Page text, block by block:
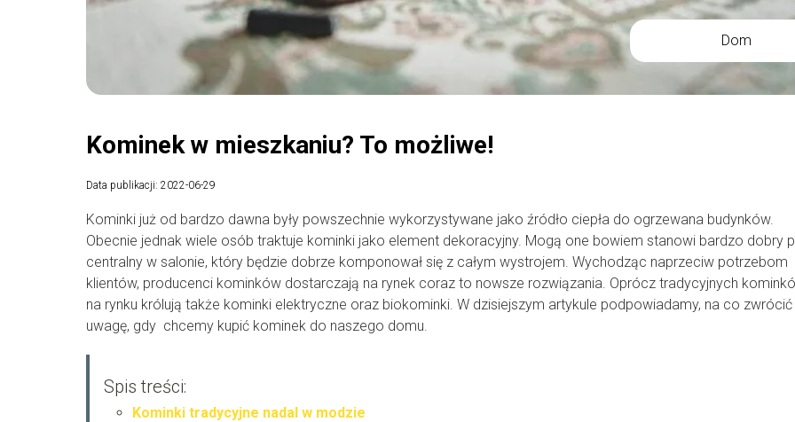
Dom
Kominek w mieszkaniu? To możliwe!
Data publikacji: 2022-06-29
Kominki już od bardzo dawna były powszechnie wykorzystywane jako źródło ciepła do ogrzewana budynków.
Obecnie jednak wiele osób traktuje kominki jako element dekoracyjny. Mogą one bowiem stanowi bardzo dobry
centralny w salonie, który będzie dobrze komponował się z całym wystrojem. Wychodząc naprzeciw potrzebom
klientów, producenci kominków dostarczają na rynek coraz to nowsze rozwiązania. Oprócz tradycyjnych
na rynku królują także kominki elektryczne oraz biokominki. W dzisiejszym artykule podpowiadamy, na co zwrócić
uwagę, gdy chcemy kupić kominek do naszego domu.
Spis treści:
Kominki tradycyjne nadal w modzie